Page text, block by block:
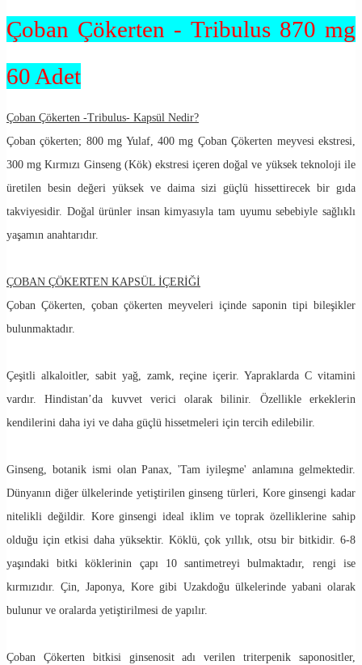
Çoban Çökerten - Tribulus 870 mg
60 Adet
Çoban Çökerten -Tribulus- Kapsül Nedir?
Çoban çökerten; 800 mg Yulaf, 400 mg Çoban Çökerten meyvesi ekstresi,
300 mg Kırmızı Ginseng (Kök) ekstresi içeren doğal ve yüksek teknoloji ile
üretilen besin değeri yüksek ve daima sizi güçlü hissettirecek bir gıda
takviyesidir. Doğal ürünler insan kimyasıyla tam uyumu sebebiyle sağlıklı
yaşamın anahtarıdır.
ÇOBAN ÇÖKERTEN KAPSÜL İÇERİĞİ
Çoban Çökerten, çoban çökerten meyveleri içinde saponin tipi bileşikler
bulunmaktadır.
Çeşitli alkaloitler, sabit yağ, zamk, reçine içerir. Yapraklarda C vitamini
vardır. Hindistan’da kuvvet verici olarak bilinir. Özellikle erkeklerin
kendilerini daha iyi ve daha güçlü hissetmeleri için tercih edilebilir.
Ginseng, botanik ismi olan Panax, 'Tam iyileşme' anlamına gelmektedir.
Dünyanın diğer ülkelerinde yetiştirilen ginseng türleri, Kore ginsengi kadar
nitelikli değildir. Kore ginsengi ideal iklim ve toprak özelliklerine sahip
olduğu için etkisi daha yüksektir. Köklü, çok yıllık, otsu bir bitkidir. 6-8
yaşındaki bitki köklerinin çapı 10 santimetreyi bulmaktadır, rengi ise
kırmızıdır. Çin, Japonya, Kore gibi Uzakdoğu ülkelerinde yabani olarak
bulunur ve oralarda yetiştirilmesi de yapılır.
Çoban Çökerten bitkisi ginsenosit adı verilen triterpenik saponositler,